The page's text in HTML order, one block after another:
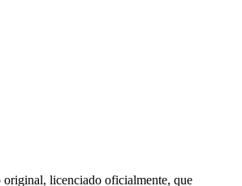
original, licenciado oficialmente, que